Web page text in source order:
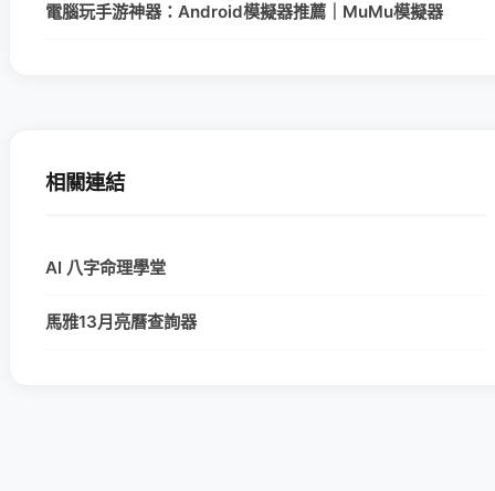
電腦玩手游神器：Android模擬器推薦｜MuMu模擬器
相關連結
AI 八字命理學堂
馬雅13月亮曆查詢器